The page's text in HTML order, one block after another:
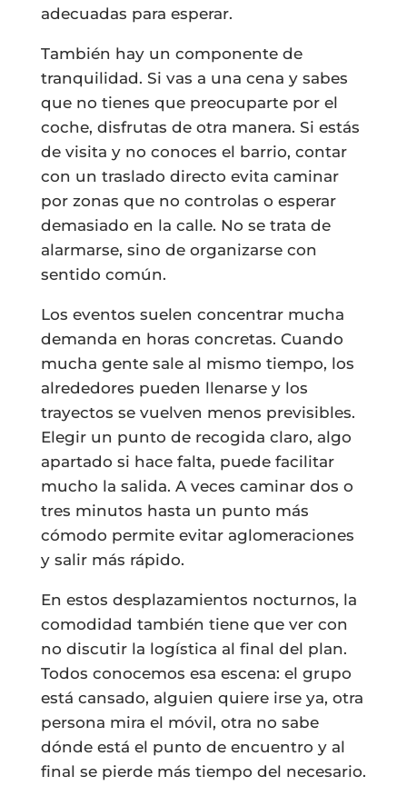
adecuadas para esperar.
También hay un componente de
tranquilidad. Si vas a una cena y sabes
que no tienes que preocuparte por el
coche, disfrutas de otra manera. Si estás
de visita y no conoces el barrio, contar
con un traslado directo evita caminar
por zonas que no controlas o esperar
demasiado en la calle. No se trata de
alarmarse, sino de organizarse con
sentido común.
Los eventos suelen concentrar mucha
demanda en horas concretas. Cuando
mucha gente sale al mismo tiempo, los
alrededores pueden llenarse y los
trayectos se vuelven menos previsibles.
Elegir un punto de recogida claro, algo
apartado si hace falta, puede facilitar
mucho la salida. A veces caminar dos o
tres minutos hasta un punto más
cómodo permite evitar aglomeraciones
y salir más rápido.
En estos desplazamientos nocturnos, la
comodidad también tiene que ver con
no discutir la logística al final del plan.
Todos conocemos esa escena: el grupo
está cansado, alguien quiere irse ya, otra
persona mira el móvil, otra no sabe
dónde está el punto de encuentro y al
final se pierde más tiempo del necesario.